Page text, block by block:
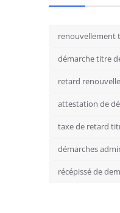
renouvellement
démarche titre
retard
attestation de
taxe de retard
démarches
récépissé de